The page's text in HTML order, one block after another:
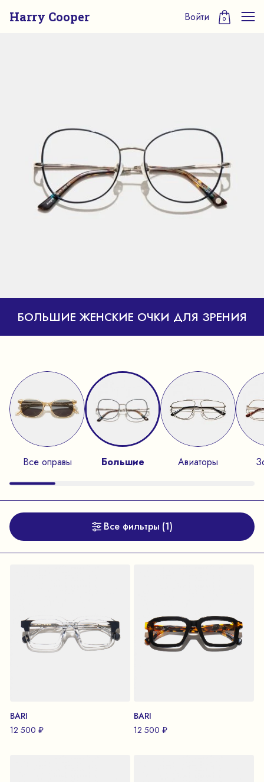
Harry Cooper Войти 0
БОЛЬШИЕ ЖЕНСКИЕ ОЧКИ ДЛЯ ЗРЕНИЯ
Все оправы Большие Авиаторы
Все фильтры (1)
BARI
12 500 ₽
BARI
12 500 ₽